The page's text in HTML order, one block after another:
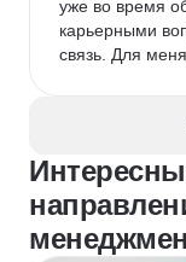
уже во время
карьерными
связь. Для